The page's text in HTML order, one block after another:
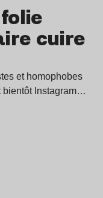
cuire
et homophobes
bientôt Instagram…